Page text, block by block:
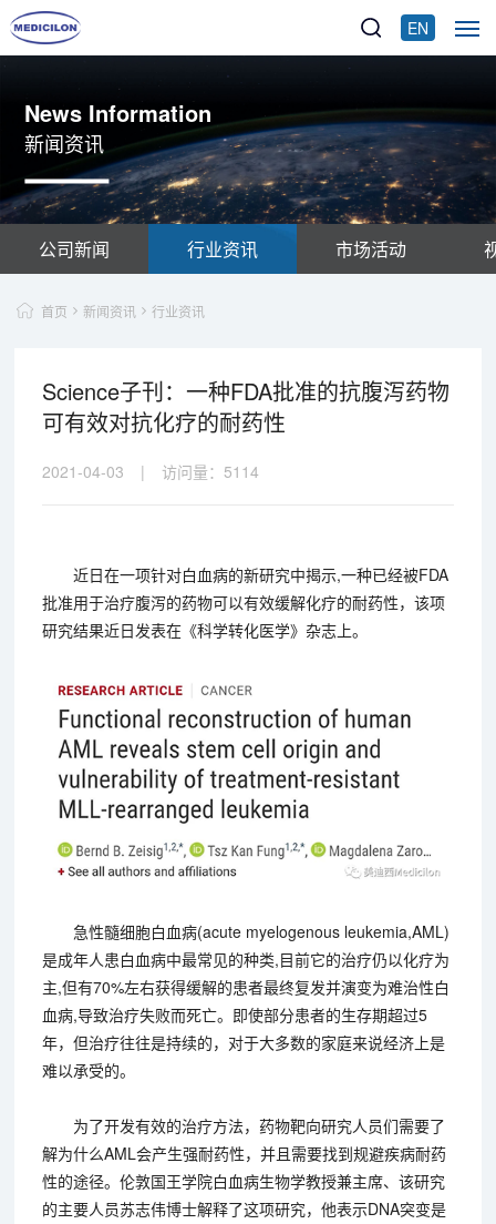
EN
News Information
新闻资讯
公司新闻 行业资讯 市场活动
首页 新闻资讯 行业资讯
Science子刊：一种FDA批准的抗腹泻药物
可有效对抗化疗的耐药性
2021-04-03 | 访问量：5114
近日在一项针对白血病的新研究中揭示,一种已经被FDA
批准用于治疗腹泻的药物可以有效缓解化疗的耐药性，该项
研究结果近日发表在《科学转化医学》杂志上。
急性髓细胞白血病(acute myelogenous leukemia,AML)
是成年人患白血病中最常见的种类,目前它的治疗仍以化疗为
主,但有70%左右获得缓解的患者最终复发并演变为难治性白
血病,导致治疗失败而死亡。即使部分患者的生存期超过5
年，但治疗往往是持续的，对于大多数的家庭来说经济上是
难以承受的。
为了开发有效的治疗方法，药物靶向研究人员们需要了
解为什么AML会产生强耐药性，并且需要找到规避疾病耐药
性的途径。伦敦国王学院白血病生物学教授兼主席、该研究
的主要人员苏志伟博士解释了这项研究，他表示DNA突变是